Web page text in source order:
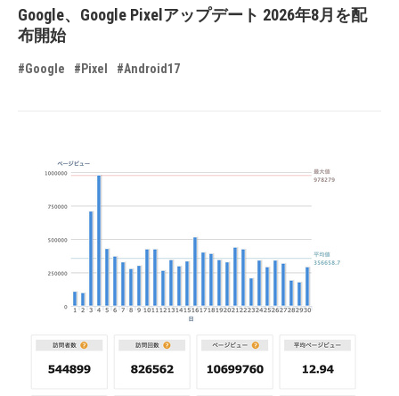
Google、Google Pixelアップデート 2026年8月を配
布開始
#Google #Pixel #Android17